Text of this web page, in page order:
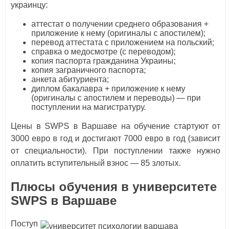
украинцу:
аттестат о получении среднего образования +
приложение к нему (оригиналы с апостилем);
перевод аттестата с приложением на польский;
справка о медосмотре (с переводом);
копия паспорта гражданина Украины;
копия заграничного паспорта;
анкета абитуриента;
диплом бакалавра + приложение к нему
(оригиналы с апостилем и переводы) — при
поступлении на магистратуру.
Цены в SWPS в Варшаве на обучение стартуют от
3000 евро в год и достигают 7000 евро в год (зависит
от специальности). При поступлении также нужно
оплатить вступительный взнос — 85 злотых.
Плюсы обучения в университете
SWPS в Варшаве
Поступ